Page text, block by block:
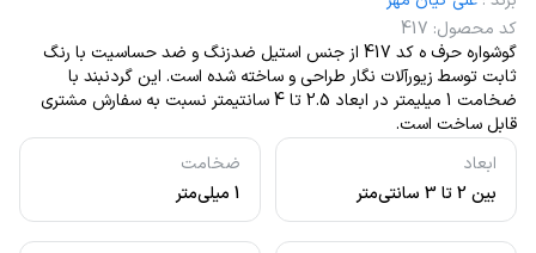
ابعاد
بین 2 تا 3 سانتی‌متر
ضخامت
1 میلی‌متر
کد محصول:
417
گوشواره حرف ه کد 417 از جنس استیل ضدزنگ و ضد حساسیت با رنگ
ثابت توسط زیورآلات نگار طراحی و ساخته شده است. این گردنبند با
ضخامت 1 میلیمتر در ابعاد 2.5 تا 4 سانتیمتر نسبت به سفارش مشتری
قابل ساخت است.